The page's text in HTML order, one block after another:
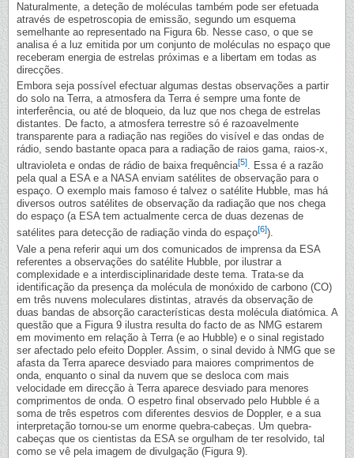
Naturalmente, a deteção de moléculas também pode ser efetuada
através de espetroscopia de emissão, segundo um esquema
semelhante ao representado na Figura 6b. Nesse caso, o que se
analisa é a luz emitida por um conjunto de moléculas no espaço que
receberam energia de estrelas próximas e a libertam em todas as
direcções.
Embora seja possível efectuar algumas destas observações a partir
do solo na Terra, a atmosfera da Terra é sempre uma fonte de
interferência, ou até de bloqueio, da luz que nos chega de estrelas
distantes. De facto, a atmosfera terrestre só é razoavelmente
transparente para a radiação nas regiões do visível e das ondas de
rádio, sendo bastante opaca para a radiação de raios gama, raios-x,
ultravioleta e ondas de rádio de baixa frequência[5]. Essa é a razão
pela qual a ESA e a NASA enviam satélites de observação para o
espaço. O exemplo mais famoso é talvez o satélite Hubble, mas há
diversos outros satélites de observação da radiação que nos chega
do espaço (a ESA tem actualmente cerca de duas dezenas de
satélites para detecção de radiação vinda do espaço[6]).
Vale a pena referir aqui um dos comunicados de imprensa da ESA
referentes a observações do satélite Hubble, por ilustrar a
complexidade e a interdisciplinaridade deste tema. Trata-se da
identificação da presença da molécula de monóxido de carbono (CO)
em três nuvens moleculares distintas, através da observação de
duas bandas de absorção características desta molécula diatómica. A
questão que a Figura 9 ilustra resulta do facto de as NMG estarem
em movimento em relação à Terra (e ao Hubble) e o sinal registado
ser afectado pelo efeito Doppler. Assim, o sinal devido à NMG que se
afasta da Terra aparece desviado para maiores comprimentos de
onda, enquanto o sinal da nuvem que se desloca com mais
velocidade em direcção à Terra aparece desviado para menores
comprimentos de onda. O espetro final observado pelo Hubble é a
soma de três espetros com diferentes desvios de Doppler, e a sua
interpretação tornou-se um enorme quebra-cabeças. Um quebra-
cabeças que os cientistas da ESA se orgulham de ter resolvido, tal
como se vê pela imagem de divulgação (Figura 9).